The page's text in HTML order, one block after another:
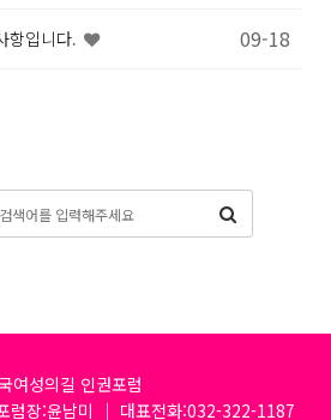
항입니다. 09-18
여성의길 인권포럼
럼장:윤남미 │ 대표전화:032-322-1187